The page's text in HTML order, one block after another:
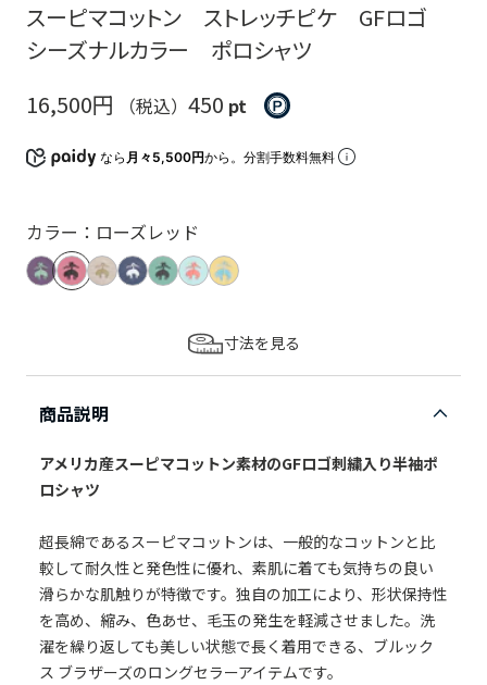
スーピマコットン ストレッチピケ GFロゴ
シーズナルカラー ポロシャツ
16,500円
（税込） 450 pt
なら 月々5,500円から。分割手数料無料
カラー：ローズレッド
寸法を見る
商品説明
アメリカ産スーピマコットン素材のGFロゴ刺繍入り半袖ポ
ロシャツ
超長綿であるスーピマコットンは、一般的なコットンと比
較して耐久性と発色性に優れ、素肌に着ても気持ちの良い
滑らかな肌触りが特徴です。独自の加工により、形状保持性
を高め、縮み、色あせ、毛玉の発生を軽減させました。洗
濯を繰り返しても美しい状態で長く着用できる、ブルック
ス ブラザーズのロングセラーアイテムです。